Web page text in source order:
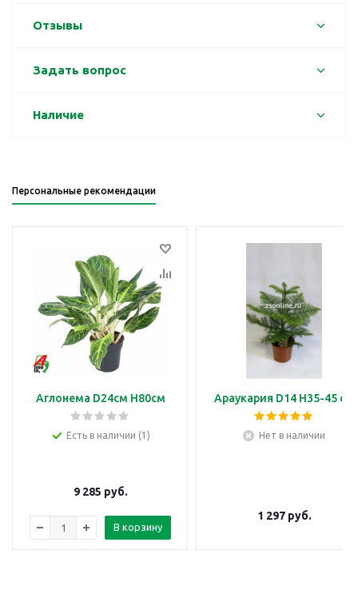
Отзывы
Задать вопрос
Наличие
Персональные рекомендации
Аглонема D24см H80см
Есть в наличии (1)
9 285 руб.
В корзину
Араукария D14 H35-45 см
Нет в наличии
1 297руб.